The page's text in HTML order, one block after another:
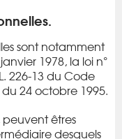
sont notamment
1978, la loi n°
226-13 du Code
24 octobre 1995.
peuvent êtres
desquels